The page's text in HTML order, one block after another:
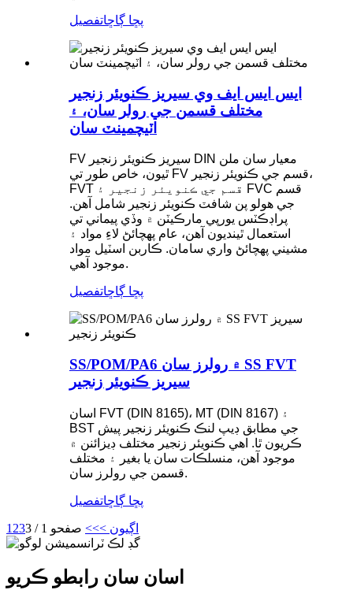
پڇا ڳاڇاتفصيل
ايس ايس ايف وي سيريز ڪنويئر زنجير
مختلف قسمن جي رولر سان، ۽
اٽيچمينٽ سان
FV سيريز ڪنويئر زنجير DIN معيار سان ملن
ٿيون، خاص طور تي FV قسم جي ڪنويئر زنجير،
FVT قسم جي ڪنويئر زنجير ۽ FVC قسم
جي هولو پن شافٽ ڪنويئر زنجير شامل آهن.
پراڊڪٽس يورپي مارڪيٽن ۾ وڏي پيماني تي
استعمال ٿينديون آهن، عام پهچائڻ لاءِ مواد ۽
مشيني پهچائڻ واري سامان. ڪاربن اسٽيل مواد
موجود آهي.
پڇا ڳاڇاتفصيل
SS/POM/PA6 ۾ رولرز سان SS FVT
سيريز ڪنويئر زنجير
اسان FVT (DIN 8165)، MT (DIN 8167) ۽
BST جي مطابق ڊيپ لنڪ ڪنويئر زنجير پيش
ڪريون ٿا. اهي ڪنويئر زنجير مختلف ڊيزائنن ۾
موجود آهن، منسلڪات سان يا بغير ۽ مختلف
قسمن جي رولرز سان.
پڇا ڳاڇاتفصيل
1 23 اڳيون >>> صفحو 1 / 3
اسان سان رابطو ڪريو